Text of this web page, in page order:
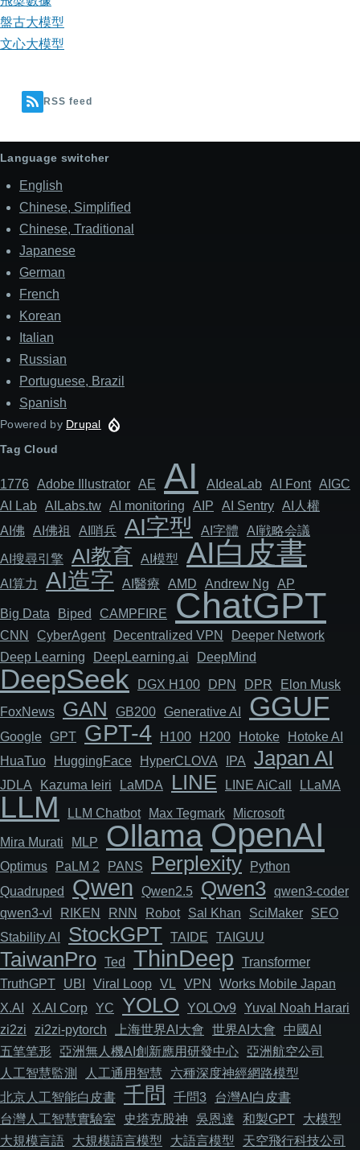
盤古大模型
文心大模型
RSS feed
Language switcher
English
Chinese, Simplified
Chinese, Traditional
Japanese
German
French
Korean
Italian
Russian
Portuguese, Brazil
Spanish
Powered by Drupal
Tag Cloud
1776 Adob​​e Illustrator AE AI AIdeaLab AI Font AIGC
AI Lab AILabs.tw AI monitoring AIP AI Sentry AI人權
AI佛
AI佛祖 AI哨兵 AI字型 AI字體 AI戦略会議
AI搜尋引擎 AI教育 AI模型 AI白皮書
AI算力 AI造字 AI醫療 AMD Andrew Ng AP
Big Data Biped CAMPFIRE ChatGPT
CNN Cyber​​Agent Decentralized VPN
Deeper Network
Deep Learning
DeepLearning.ai DeepMind
DeepSeek DGX H100 DPN DPR
Elon Musk
FoxNews
GAN GB200 Generative AI GGUF
Google GPT GPT-4 H100 H200 Hotoke
Hotoke AI
HuaTuo
HuggingFace HyperCLOVA IPA Japan AI
JDLA Kazuma Ieiri LaMDA LINE LINE AiCall LLaMA
LLM LLM Chatbot Max Tegmark Microsoft
Mira Murati MLP Ollama OpenAI
Optimus PaLM 2 PANS Perplexity
Python
Quadruped
Qwen Qwen2.5 Qwen3 qwen3-coder
qwen3-vl
RIKEN RNN Robot Sal Khan SciMaker
SEO
Stability AI
StockGPT TAIDE TAIGUU
TaiwanPro Ted ThinDeep
Transformer
TruthGPT
UBI Viral Loop VL VPN
Works Mobile Japan
X.AI
X.AI Corp YC YOLO YOLOv9
Yuval Noah Harari
zi2zi
zi2zi-pytorch 上海世界AI大會 世界AI大會
中國AI
五笔笔形
亞洲無人機AI創新應用研發中心 亞洲航空公司
人工智慧監測
人工通用智慧
六種深度神經網路模型
北京人工智能白皮書 千問 千問3
台灣AI白皮書
台灣人工智慧實驗室
史塔克股神 吳恩達 和製GPT
大模型
大規模言語
大規模語言模型 大語言模型
天空飛行科技公司